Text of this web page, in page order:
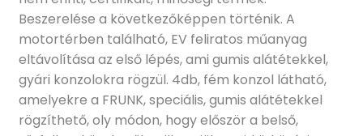
Beszerelése a következőképpen történik. A
motortérben található, EV feliratos műanyag
eltávolítása az első lépés, ami gumis alátétekkel,
gyári konzolokra rögzül. 4db, fém konzol látható,
amelyekre a FRUNK, speciális, gumis alátétekkel
rögzíthető, oly módon, hogy először a belső,